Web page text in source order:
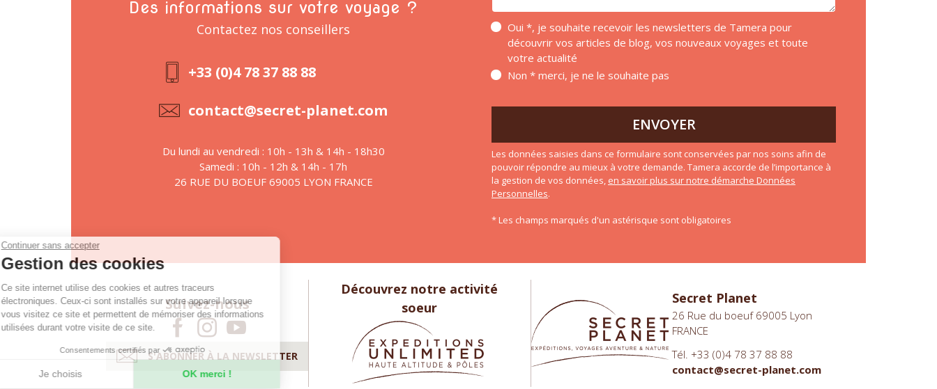
Des informations sur votre voyage ?
Contactez nos conseillers
+33 (0)4 78 37 88 88
contact@secret-planet.com
Du lundi au vendredi : 10h - 13h & 14h - 18h30
Samedi : 10h - 12h & 14h - 17h
26 RUE DU BOEUF 69005 LYON FRANCE
Oui *, je souhaite recevoir les newsletters de Tamera pour
découvrir vos articles de blog, vos nouveaux voyages et toute
votre actualité
Non * merci, je ne le souhaite pas
ENVOYER
Les données saisies dans ce formulaire sont conservées par nos soins afin de
pouvoir répondre au mieux à votre demande. Tamera accorde de l’importance à
la gestion de vos données, en savoir plus sur notre démarche Données
Personnelles.
* Les champs marqués d'un astérisque sont obligatoires
Suivez-nous
S'ABONNER À LA NEWSLETTER
Découvrez notre activité
soeur
Secret Planet
26 Rue du boeuf 69005 Lyon
FRANCE
Tél. +33 (0)4 78 37 88 88
contact@secret-planet.com
Continuer sans accepter
Gestion des cookies
Ce site internet utilise des cookies et autres traceurs
électroniques. Ceux-ci sont installés sur votre appareil lorsque
vous visitez ce site et permettent de mémoriser des informations
utilisées durant votre visite de ce site.
Consentements certifiés par
Je choisis OK merci !